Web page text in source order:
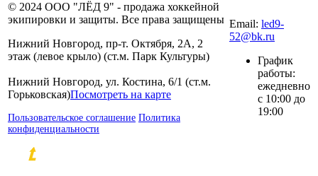
© 2024 ООО "ЛЁД 9" - продажа хоккейной
экипировки и защиты. Все права защищены
Нижний Новгород, пр-т. Октября, 2А, 2
этаж (левое крыло) (ст.м. Парк Культуры)
Нижний Новгород, ул. Костина, 6/1 (ст.м.
Горьковская)Посмотреть на карте
Пользовательское соглашение Политика
конфиденциальности
Email: led9-
52@bk.ru
График
работы:
ежедневно
с 10:00 до
19:00